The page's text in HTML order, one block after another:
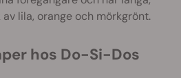
lila, orange och mörkgrönt.